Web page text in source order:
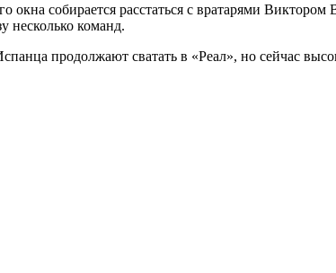
собирается расстаться с вратарями
несколько команд.
продолжают сватать в «Реал», но сейчас